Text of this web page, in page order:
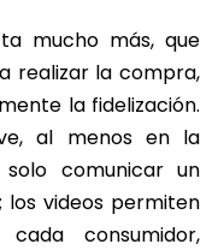
mucho más, que
realizar la compra,
la fidelización.
al menos en la
comunicar un
los videos permiten
consumidor,